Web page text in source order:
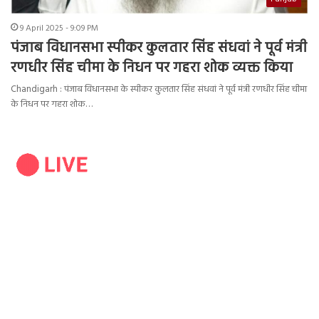
9 April 2025 - 9:09 PM
पंजाब विधानसभा स्पीकर कुलतार सिंह संधवां ने पूर्व मंत्री
रणधीर सिंह चीमा के निधन पर गहरा शोक व्यक्त किया
Chandigarh : पंजाब विधानसभा के स्पीकर कुलतार सिंह संधवां ने पूर्व मंत्री रणधीर सिंह चीमा
के निधन पर गहरा शोक…